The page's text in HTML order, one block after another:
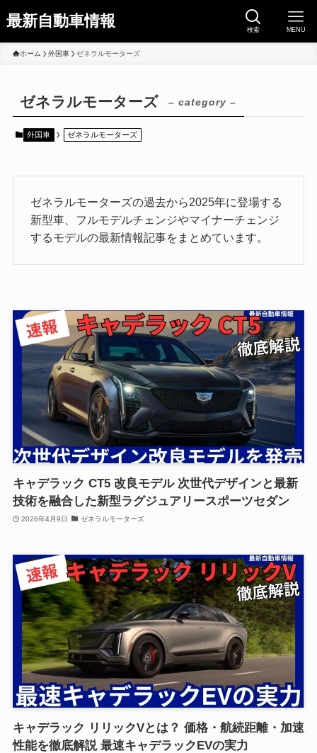
最新自動車情報 検索 MENU
ホーム 外国車 ゼネラルモーターズ
ゼネラルモーターズ – category –
外国車 ゼネラルモーターズ
ゼネラルモーターズの過去から2025年に登場する
新型車、フルモデルチェンジやマイナーチェンジ
するモデルの最新情報記事をまとめています。
キャデラック CT5 改良モデル 次世代デザインと最新
技術を融合した新型ラグジュアリースポーツセダン
2026年4月9日 ゼネラルモーターズ
キャデラック リリックVとは？ 価格・航続距離・加速
性能を徹底解説 最速キャデラックEVの実力